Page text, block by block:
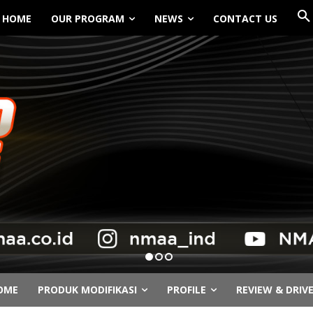
HOME OUR PROGRAM NEWS CONTACT US
PRODUK MODIFIKASI PROFILE REVIEW & DRIVE